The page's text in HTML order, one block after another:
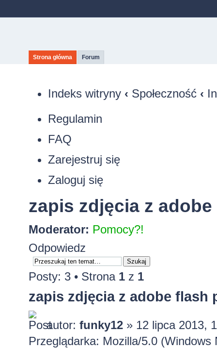
Strona główna Forum
Indeks witryny ‹ Społeczność ‹
Regulamin
FAQ
Zarejestruj się
Zaloguj się
zapis zdjęcia z
Moderator: Pomocy?!
Odpowiedz
Posty: 3 • Strona 1z 1
zapis zdjęcia z adobe flash
autor: funky12» 12 lipca 2013,
Przeglądarka: Mozilla/5.0